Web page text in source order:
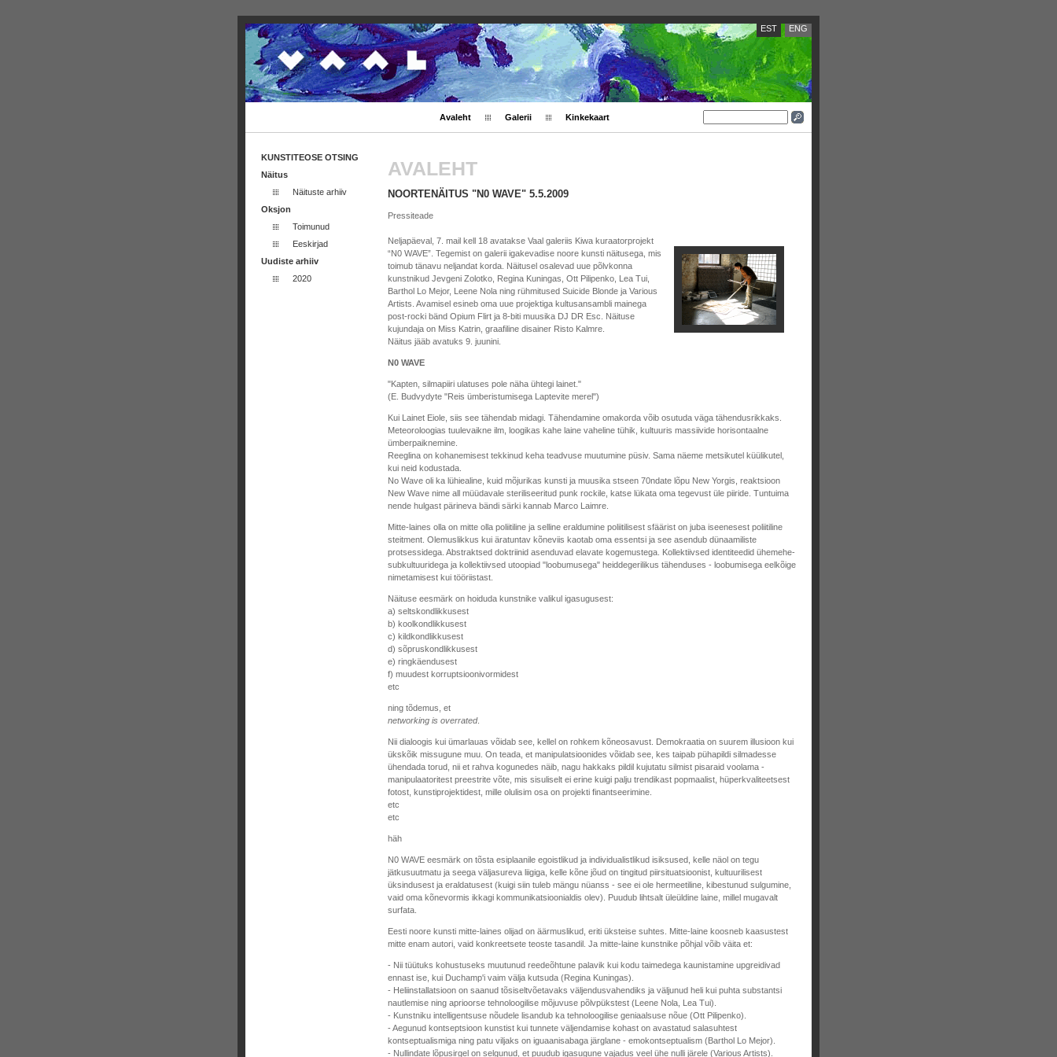
EST ENG
Avaleht Galerii Kinkekaart
KUNSTITEOSE OTSING
Näitus
Näituste arhiiv
Oksjon
Toimunud
Eeskirjad
Uudiste arhiiv
2020
AVALEHT
NOORTENÄITUS "N0 WAVE" 5.5.2009
Pressiteade
Neljapäeval, 7. mail kell 18 avatakse Vaal galeriis Kiwa kuraatorprojekt
“N0 WAVE”. Tegemist on galerii igakevadise noore kunsti näitusega, mis
toimub tänavu neljandat korda. Näitusel osalevad uue põlvkonna
kunstnikud Jevgeni Zolotko, Regina Kuningas, Ott Pilipenko, Lea Tui,
Barthol Lo Mejor, Leene Nola ning rühmitused Suicide Blonde ja Various
Artists. Avamisel esineb oma uue projektiga kultusansambli mainega
post-rocki bänd Opium Flirt ja 8-biti muusika DJ DR Esc. Näituse
kujundaja on Miss Katrin, graafiline disainer Risto Kalmre.
Näitus jääb avatuks 9. juunini.
N0 WAVE
"Kapten, silmapiiri ulatuses pole näha ühtegi lainet."
(E. Budvydyte "Reis ümberistumisega Laptevite merel")
Kui Lainet Eiole, siis see tähendab midagi. Tähendamine omakorda võib osutuda väga tähendusrikkaks.
Meteoroloogias tuulevaikne ilm, loogikas kahe laine vaheline tühik, kultuuris massiivide horisontaalne
ümberpaiknemine.
Reeglina on kohanemisest tekkinud keha teadvuse muutumine püsiv. Sama näeme metsikutel küülikutel,
kui neid kodustada.
No Wave oli ka lühiealine, kuid mõjurikas kunsti ja muusika stseen 70ndate lõpu New Yorgis, reaktsioon
New Wave nime all müüdavale steriliseeritud punk rockile, katse lükata oma tegevust üle piiride. Tuntuima
nende hulgast pärineva bändi särki kannab Marco Laimre.
Mitte-laines olla on mitte olla poliitiline ja selline eraldumine poliitilisest sfäärist on juba iseenesest poliitiline
steitment. Olemuslikkus kui äratuntav kõneviis kaotab oma essentsi ja see asendub dünaamiliste
protsessidega. Abstraktsed doktriinid asenduvad elavate kogemustega. Kollektiivsed identiteedid ühemehe-
subkultuuridega ja kollektiivsed utoopiad "loobumusega" heiddegerilikus tähenduses - loobumisega eelkõige
nimetamisest kui tööriistast.
Näituse eesmärk on hoiduda kunstnike valikul igasugusest:
a) seltskondlikkusest
b) koolkondlikkusest
c) kildkondlikkusest
d) sõpruskondlikkusest
e) ringkäendusest
f) muudest korruptsioonivormidest
etc
ning tõdemus, et
networking is overrated.
Nii dialoogis kui ümarlauas võidab see, kellel on rohkem kõneosavust. Demokraatia on suurem illusioon kui
ükskõik missugune muu. On teada, et manipulatsioonides võidab see, kes taipab pühapildi silmadesse
ühendada torud, nii et rahva kogunedes näib, nagu hakkaks pildil kujutatu silmist pisaraid voolama -
manipulaatoritest preestrite võte, mis sisuliselt ei erine kuigi palju trendikast popmaalist, hüperkvaliteetsest
fotost, kunstiprojektidest, mille olulisim osa on projekti finantseerimine.
etc
etc
häh
N0 WAVE eesmärk on tõsta esiplaanile egoistlikud ja individualistlikud isiksused, kelle näol on tegu
jätkusuutmatu ja seega väljasureva liigiga, kelle kõne jõud on tingitud piirsituatsioonist, kultuurilisest
üksindusest ja eraldatusest (kuigi siin tuleb mängu nüanss - see ei ole hermeetiline, kibestunud sulgumine,
vaid oma kõnevormis ikkagi kommunikatsioonialdis olev). Puudub lihtsalt üleüldine laine, millel mugavalt
surfata.
Eesti noore kunsti mitte-laines olijad on äärmuslikud, eriti üksteise suhtes. Mitte-laine koosneb kaasustest
mitte enam autori, vaid konkreetsete teoste tasandil. Ja mitte-laine kunstnike põhjal võib väita et:
- Nii tüütuks kohustuseks muutunud reedeõhtune palavik kui kodu taimedega kaunistamine upgreidivad
ennast ise, kui Duchamp'i vaim välja kutsuda (Regina Kuningas).
- Heliinstallatsioon on saanud tõsiseltvõetavaks väljendusvahendiks ja väljunud heli kui puhta substantsi
nautlemise ning aprioorse tehnoloogilise mõjuvuse põlvpükstest (Leene Nola, Lea Tui).
- Kunstniku intelligentsuse nõudele lisandub ka tehnoloogilise geniaalsuse nõue (Ott Pilipenko).
- Aegunud kontseptsioon kunstist kui tunnete väljendamise kohast on avastatud salasuhtest
kontseptualismiga ning patu viljaks on iguaanisabaga järglane - emokontseptualism (Barthol Lo Mejor).
- Nullindate lõpusirgel on selgunud, et puudub igasugune vajadus veel ühe nulli järele (Various Artists).